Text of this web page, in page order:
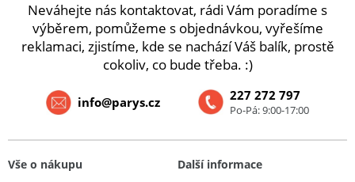
Neváhejte nás kontaktovat, rádi Vám poradíme s
výběrem, pomůžeme s objednávkou, vyřešíme
reklamaci, zjistíme, kde se nachází Váš balík, prostě
cokoliv, co bude třeba. :)
227 272 797
Po-Pá: 9:00-17:00
info@parys.cz
Vše o nákupu
Další informace